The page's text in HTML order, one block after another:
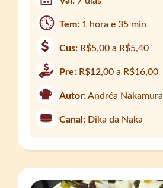
Tem: 1 hora e 35 min
Cus: R$5,00 a R$5,40
Pre: R$12,00 a R$16,00
Autor:Andréa Nakamura
Canal: Dika da Naka